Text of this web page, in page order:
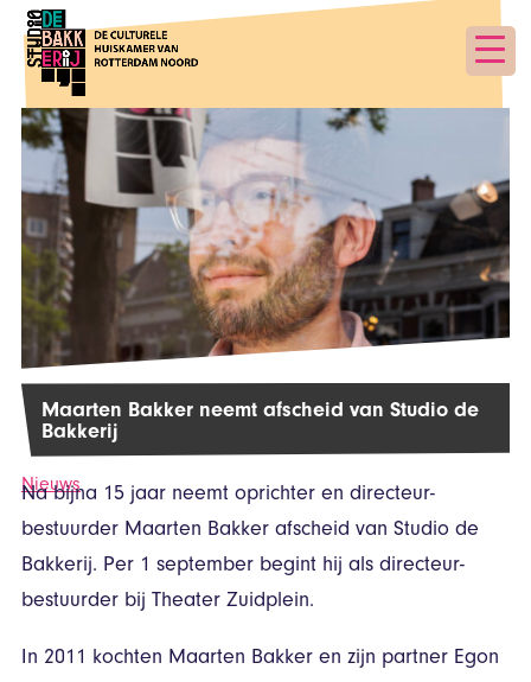
Maarten Bakker neemt afscheid van Studio de
Bakkerij
Nieuws
Na bijna 15 jaar neemt oprichter en directeur-
bestuurder Maarten Bakker afscheid van Studio de
Bakkerij. Per 1 september begint hij als directeur-
bestuurder bij Theater Zuidplein.
In 2011 kochten Maarten Bakker en zijn partner Egon